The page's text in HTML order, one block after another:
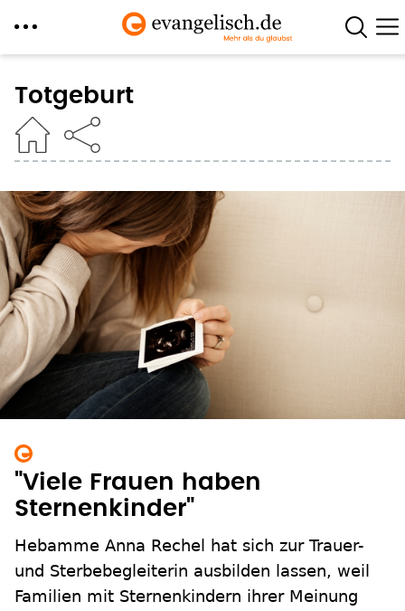
zum
Inhalt
Totgeburt
"Viele Frauen haben
Sternenkinder"
Hebamme Anna Rechel hat sich zur Trauer-
und Sterbebegleiterin ausbilden lassen, weil
Familien mit Sternenkindern ihrer Meinung